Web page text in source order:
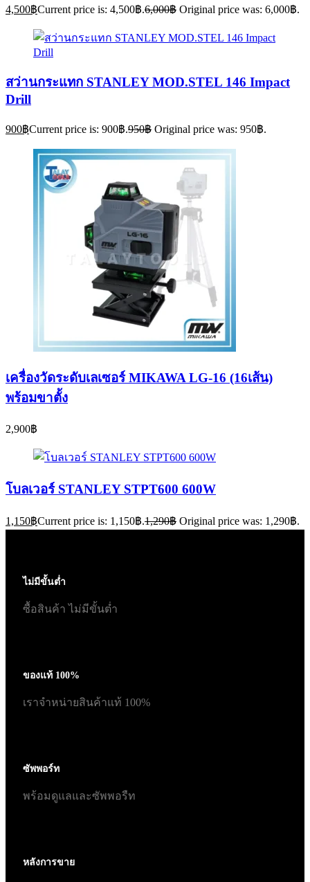
4,500฿Current price is: 4,500฿.6,000฿ Original price was: 6,000฿.
สว่านกระแทก STANLEY MOD.STEL 146 Impact
Drill
900฿Current price is: 900฿.950฿ Original price was: 950฿.
เครื่องวัดระดับเลเซอร์ MIKAWA LG-16 (16เส้น)
พร้อมขาตั้ง
2,900฿
โบลเวอร์ STANLEY STPT600 600W
1,150฿Current price is: 1,150฿.1,290฿ Original price was: 1,290฿.
ไม่มีขั้นต่ำ
ซื้อสินค้า ไม่มีขั้นต่ำ
ของแท้ 100%
เราจำหน่ายสินค้าแท้ 100%
ซัพพอร์ท
พร้อมดูแลและซัพพอรืท
หลังการขาย